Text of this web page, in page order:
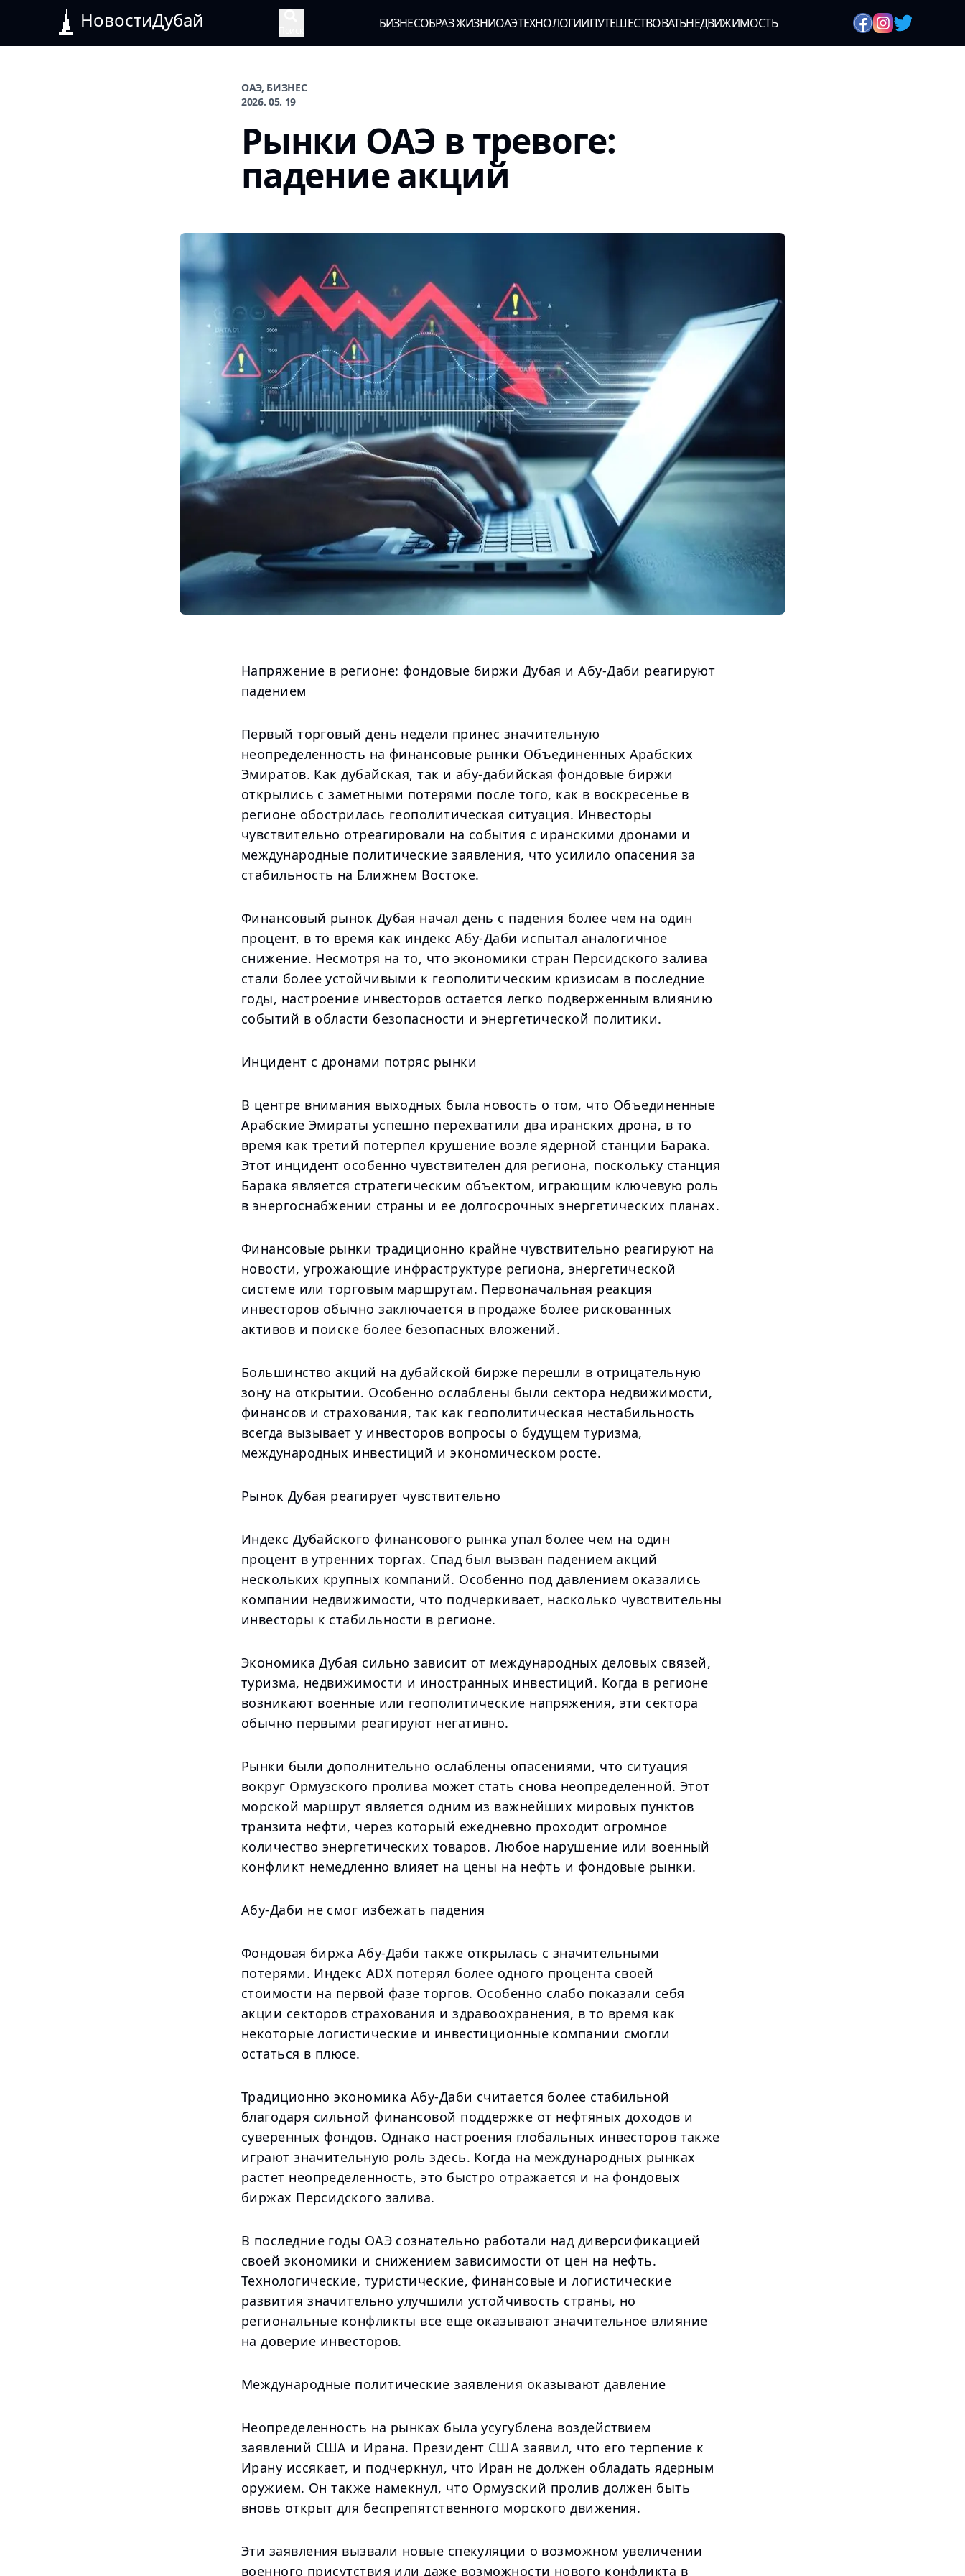
НовостиДубай БИЗНЕСОБРАЗ ЖИЗНИОАЭТЕХНОЛОГИИПУТЕШЕСТВОВАТЬНЕДВИЖИМОСТЬ
ОАЭ, БИЗНЕС
2026. 05. 19
Рынки ОАЭ в тревоге:
падение акций
Напряжение в регионе: фондовые биржи Дубая и Абу-Даби реагируют
падением
Первый торговый день недели принес значительную
неопределенность на финансовые рынки Объединенных Арабских
Эмиратов. Как дубайская, так и абу-дабийская фондовые биржи
открылись с заметными потерями после того, как в воскресенье в
регионе обострилась геополитическая ситуация. Инвесторы
чувствительно отреагировали на события с иранскими дронами и
международные политические заявления, что усилило опасения за
стабильность на Ближнем Востоке.
Финансовый рынок Дубая начал день с падения более чем на один
процент, в то время как индекс Абу-Даби испытал аналогичное
снижение. Несмотря на то, что экономики стран Персидского залива
стали более устойчивыми к геополитическим кризисам в последние
годы, настроение инвесторов остается легко подверженным влиянию
событий в области безопасности и энергетической политики.
Инцидент с дронами потряс рынки
В центре внимания выходных была новость о том, что Объединенные
Арабские Эмираты успешно перехватили два иранских дрона, в то
время как третий потерпел крушение возле ядерной станции Барака.
Этот инцидент особенно чувствителен для региона, поскольку станция
Барака является стратегическим объектом, играющим ключевую роль
в энергоснабжении страны и ее долгосрочных энергетических планах.
Финансовые рынки традиционно крайне чувствительно реагируют на
новости, угрожающие инфраструктуре региона, энергетической
системе или торговым маршрутам. Первоначальная реакция
инвесторов обычно заключается в продаже более рискованных
активов и поиске более безопасных вложений.
Большинство акций на дубайской бирже перешли в отрицательную
зону на открытии. Особенно ослаблены были сектора недвижимости,
финансов и страхования, так как геополитическая нестабильность
всегда вызывает у инвесторов вопросы о будущем туризма,
международных инвестиций и экономическом росте.
Рынок Дубая реагирует чувствительно
Индекс Дубайского финансового рынка упал более чем на один
процент в утренних торгах. Спад был вызван падением акций
нескольких крупных компаний. Особенно под давлением оказались
компании недвижимости, что подчеркивает, насколько чувствительны
инвесторы к стабильности в регионе.
Экономика Дубая сильно зависит от международных деловых связей,
туризма, недвижимости и иностранных инвестиций. Когда в регионе
возникают военные или геополитические напряжения, эти сектора
обычно первыми реагируют негативно.
Рынки были дополнительно ослаблены опасениями, что ситуация
вокруг Ормузского пролива может стать снова неопределенной. Этот
морской маршрут является одним из важнейших мировых пунктов
транзита нефти, через который ежедневно проходит огромное
количество энергетических товаров. Любое нарушение или военный
конфликт немедленно влияет на цены на нефть и фондовые рынки.
Абу-Даби не смог избежать падения
Фондовая биржа Абу-Даби также открылась с значительными
потерями. Индекс ADX потерял более одного процента своей
стоимости на первой фазе торгов. Особенно слабо показали себя
акции секторов страхования и здравоохранения, в то время как
некоторые логистические и инвестиционные компании смогли
остаться в плюсе.
Традиционно экономика Абу-Даби считается более стабильной
благодаря сильной финансовой поддержке от нефтяных доходов и
суверенных фондов. Однако настроения глобальных инвесторов также
играют значительную роль здесь. Когда на международных рынках
растет неопределенность, это быстро отражается и на фондовых
биржах Персидского залива.
В последние годы ОАЭ сознательно работали над диверсификацией
своей экономики и снижением зависимости от цен на нефть.
Технологические, туристические, финансовые и логистические
развития значительно улучшили устойчивость страны, но
региональные конфликты все еще оказывают значительное влияние
на доверие инвесторов.
Международные политические заявления оказывают давление
Неопределенность на рынках была усугублена воздействием
заявлений США и Ирана. Президент США заявил, что его терпение к
Ирану иссякает, и подчеркнул, что Иран не должен обладать ядерным
оружием. Он также намекнул, что Ормузский пролив должен быть
вновь открыт для беспрепятственного морского движения.
Эти заявления вызвали новые спекуляции о возможном увеличении
военного присутствия или даже возможности нового конфликта в